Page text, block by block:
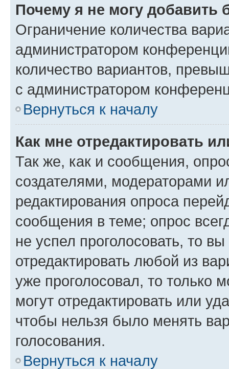
Почему я не могу добавить
Ограничение количества
администратором
количество вариантов,
с администратором
Вернуться к началу
Как мне отредактировать
Так же, как и сообщения,
создателями, модераторами
редактирования опроса
сообщения в теме; опрос
не успел проголосовать, то
отредактировать любой из
уже проголосовал, то только
могут отредактировать или
чтобы нельзя было менять
голосования.
Вернуться к началу